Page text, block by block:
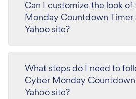
Can I customize the look
Monday Countdown Timer
Yahoo site?
What steps do I need to
Cyber Monday
Yahoo site?